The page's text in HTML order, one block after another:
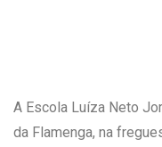
A Escola Luíza Neto
da Flamenga, na